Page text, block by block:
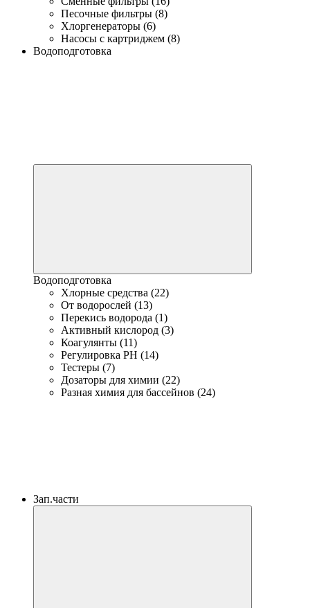
Песочные фильтры (8)
Хлоргенераторы (6)
Насосы с картриджем (8)
Водоподготовка
Водоподготовка
Хлорные средства (22)
От водорослей (13)
Перекись водорода (1)
Активный кислород (3)
Коагулянты (11)
Регулировка PH (14)
Тестеры (7)
Дозаторы для химии (22)
Разная химия для бассейнов (24)
Зап.части